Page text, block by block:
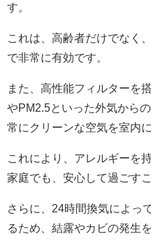
す。
これは、高齢者だけでなく
で非常に有効です。
また、高性能フィルターを
やPM2.5といった外気から
常にクリーンな空気を室内
これにより、アレルギーを
家庭でも、安心して過ごす
さらに、24時間換気によっ
るため、結露やカビの発生